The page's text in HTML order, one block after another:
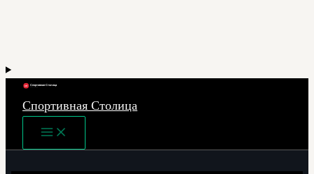
Спортивная Столица
Main
Menu